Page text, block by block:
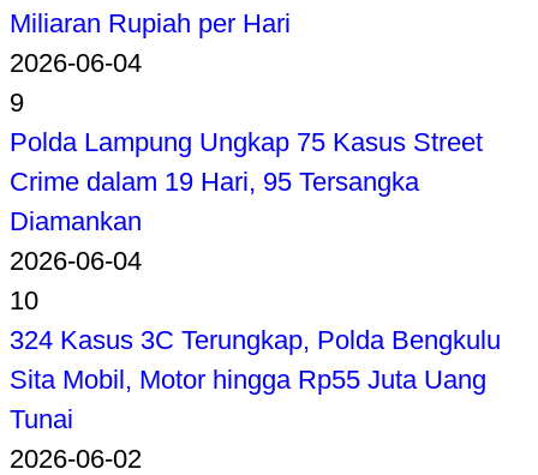
Miliaran Rupiah per Hari
2026-06-04
9
Polda Lampung Ungkap 75 Kasus Street
Crime dalam 19 Hari, 95 Tersangka
Diamankan
2026-06-04
10
324 Kasus 3C Terungkap, Polda Bengkulu
Sita Mobil, Motor hingga Rp55 Juta Uang
Tunai
2026-06-02